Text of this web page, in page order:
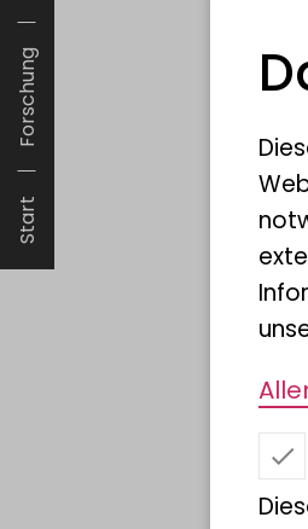
Start
Forschung
Das
nur